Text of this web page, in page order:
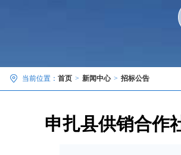
当前位置： 首页 > 新闻中心 > 招标公告
申扎县供销合作